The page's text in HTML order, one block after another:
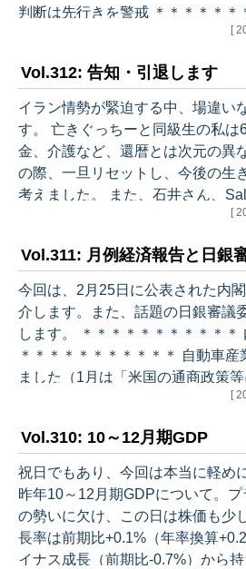
今年…
判断は先行きを警戒 ＊＊＊＊＊＊＊＊＊＊
に展望レポートがない回（3月、
いがありますが、現状の景気判断
行きについて中東情勢緊迫化への
た。リスク要因も、先頭に中東情
ました。 （現状） ・基調：一部に弱めの動きもみられる
が、緩やかに回復している…
[
Vol.312: 告知・引退します
イラン情勢が緊迫する中、場違い
す。 亡きぐっちーと同級生の私は65歳を迎えました。年
金、介護など、還暦とは次元の異
の際、一旦リセットし、今後の生
考えました。 また、石井さん、Saltさん、永田町さん、
奥山さん、峯村さんと、Odyssey
日に行います。その前の23日には
策決定会合（18・19日開催）のレ
月以降は、時々Saltさんの尻を叩
的に静かに見守り
[
Vol.311: 月例経済報告と日銀
今回は、2月25日に公表された内
介します。また、話題の日銀審議
します。 ＊＊＊＊＊＊＊＊＊＊＊ 内閣府は景気判断維持
＊＊＊＊＊＊＊＊＊＊＊ 自動車産業への言及が削除され
ました（1月は「米国の通商政策
産業を中心にみられる」と記述）
の通商政策の影響が残るものの、
・個人消費：持ち直しの動きがみ
やかに持ち直している ・住宅建設
投資：底堅く推移している ・輸
っている （先行き…
[
Vol.310: 10～12月期GDP
祝日でもあり、今回は本当に軽め
昨年10～12月期GDPについて。
の勢いに欠け、この日は株価も少し下
長率は前期比+0.1%（年率換算
イナス成長（前期比-0.7%）から持